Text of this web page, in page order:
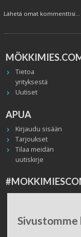
Lähetä omat kommenttisi...
Tietoa
yrityksestä
Uutiset
APUA
Kirjaudu sisään
Tarjoukset
Tilaa meidän
uutiskirje
Peruuta tilaus